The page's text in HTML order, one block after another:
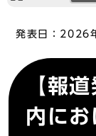
発表日： 2026
【報
内に